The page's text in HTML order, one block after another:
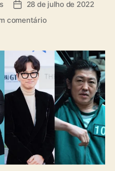
D
e
p
u
b
28 de julho de 2022
comentárioe
B
g
e
t
”
: